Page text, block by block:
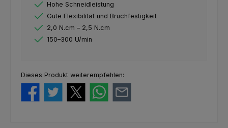
Hohe Schneidleistung
Gute Flexibilität und Bruchfestigkeit
2,0 N.cm – 2,5 N.cm
150–300 U/min
Dieses Produkt weiterempfehlen: